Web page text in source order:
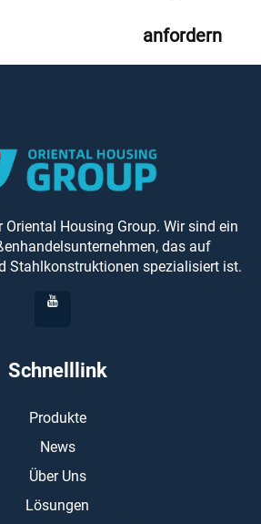
anfordern
Housing Group. Wir sind ein
das auf
Stahlkonstruktionen spezialisiert ist.
Schnelllink
Produkte
News
Über Uns
Lösungen